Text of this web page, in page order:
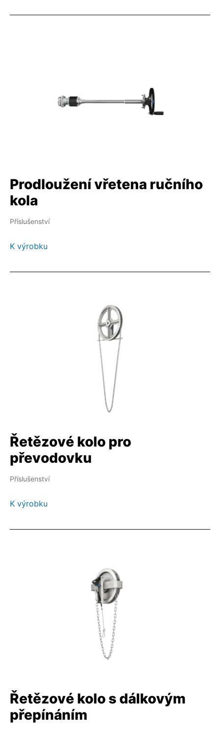
Prodloužení vřetena ručního
kola
Příslušenství
K výrobku
Řetězové kolo pro
převodovku
Příslušenství
K výrobku
Řetězové kolo s dálkovým
přepínáním